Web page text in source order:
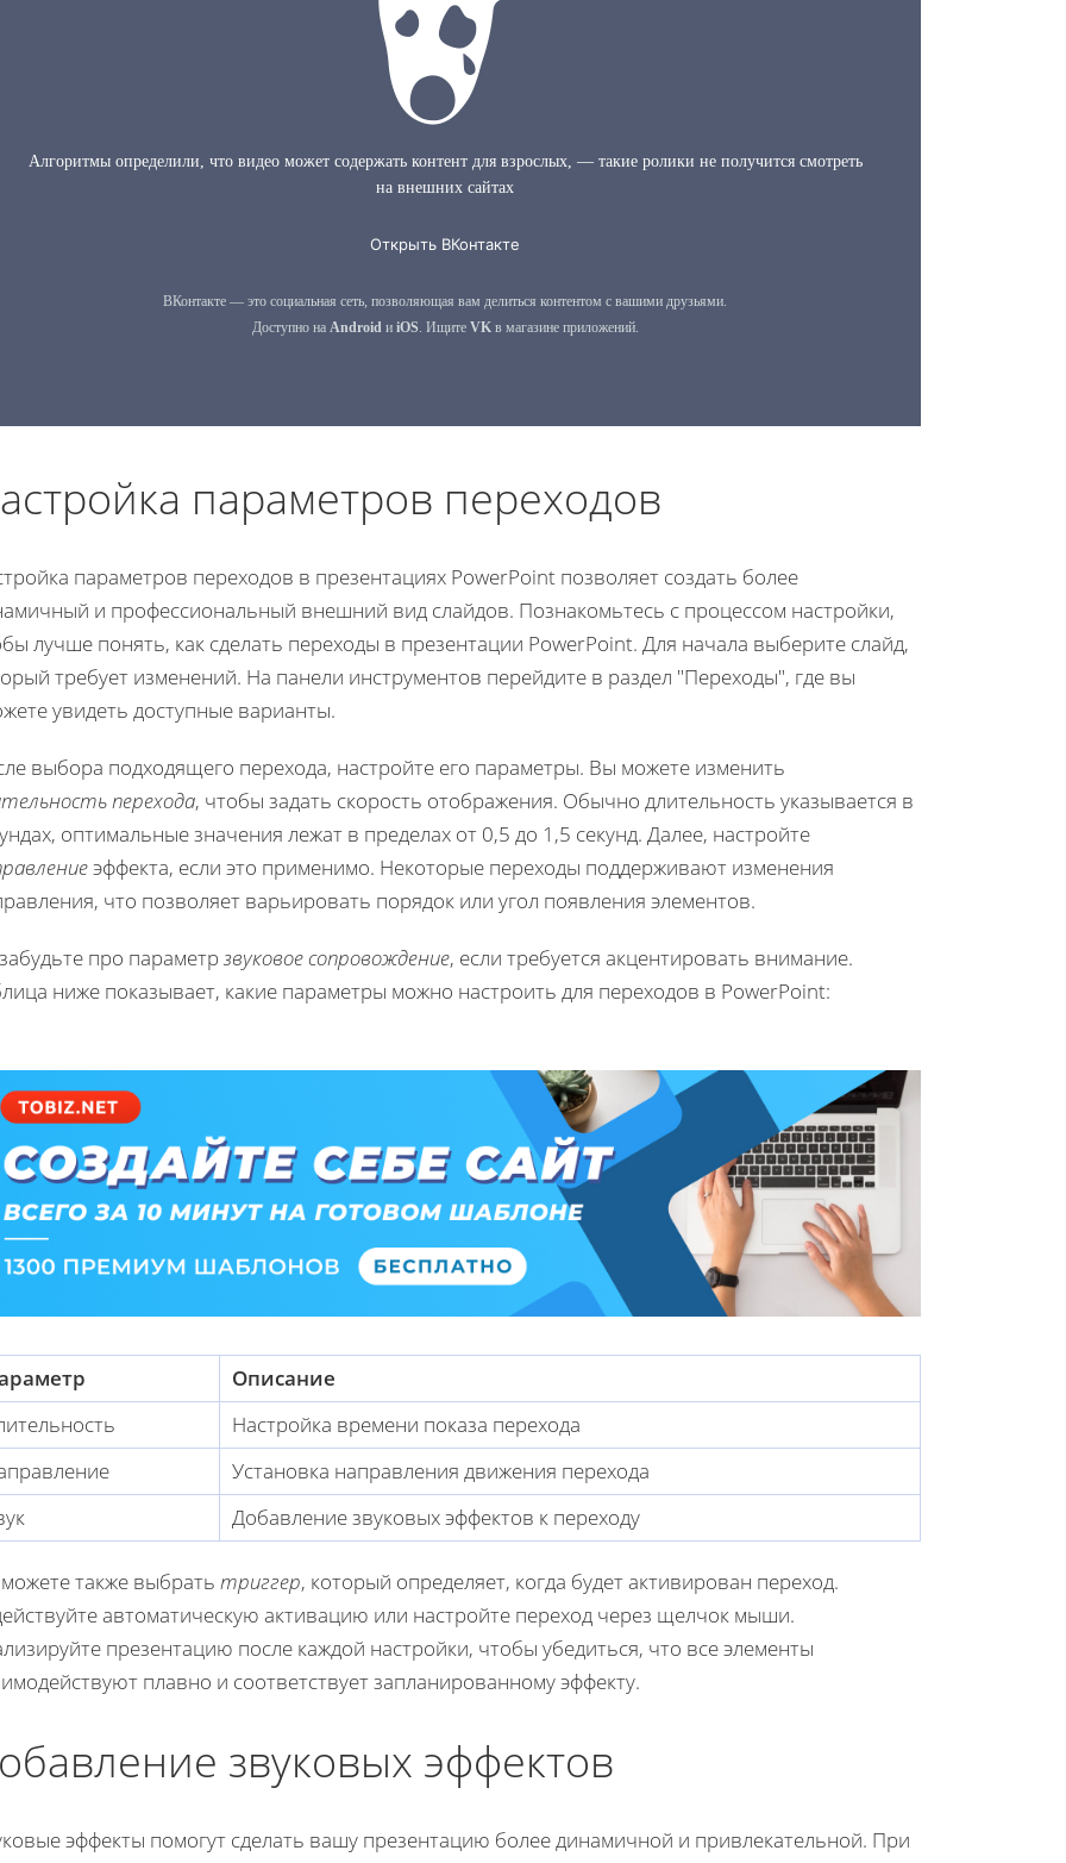
параметров переходов
параметров переходов в презентациях PowerPoint позволяет создать более
и профессиональный внешний вид слайдов. Познакомьтесь с процессом настройки,
лучше понять, как сделать переходы в презентации PowerPoint. Для начала выберите слайд,
требует изменений. На панели инструментов перейдите в раздел "Переходы", где вы
увидеть доступные варианты.
выбора подходящего перехода, настройте его параметры. Вы можете изменить
перехода, чтобы задать скорость отображения. Обычно длительность указывается в
оптимальные значения лежат в пределах от 0,5 до 1,5 секунд. Далее, настройте
эффекта, если это применимо. Некоторые переходы поддерживают изменения
что позволяет варьировать порядок или угол появления элементов.
про параметр звуковое сопровождение, если требуется акцентировать внимание.
ниже показывает, какие параметры можно настроить для переходов в PowerPoint:
Описание
Настройка времени показа перехода
Установка направления движения перехода
Добавление звуковых эффектов к переходу
также выбрать триггер, который определяет, когда будет активирован переход.
автоматическую активацию или настройте переход через щелчок мыши.
презентацию после каждой настройки, чтобы убедиться, что все элементы
плавно и соответствует запланированному эффекту.
звуковых эффектов
эффекты помогут сделать вашу презентацию более динамичной и привлекательной. При